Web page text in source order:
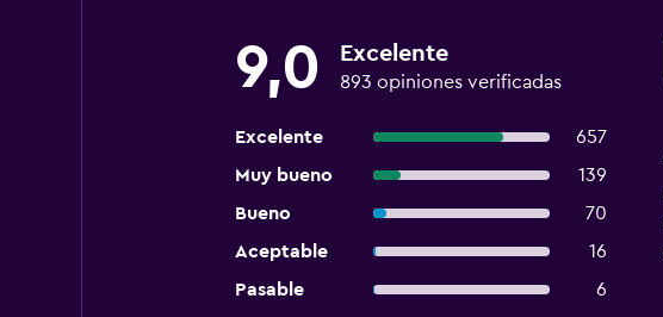
9,0 Excelente
893 opiniones verificadas
Excelente
657
Muy bueno
139
Bueno
70
Aceptable
16
Pasable
6